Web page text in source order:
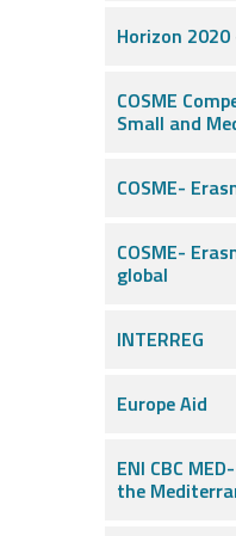
Horizon
COSME
Small and
COSME-
COSME-
global
INTERREG
Europe Aid
ENI CBC
the